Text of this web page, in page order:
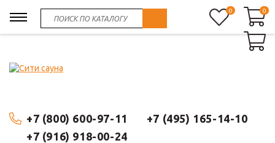
+7 (800) 600-97-11
+7 (495) 165-14-10
+7 (916) 918-00-24
0 0
0